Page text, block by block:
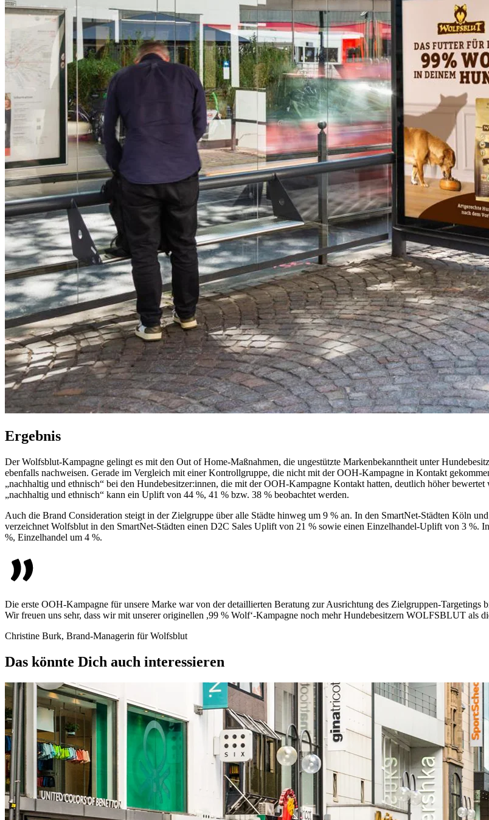
Ergebnis
Der Wolfsblut-Kampagne gelingt es mit den Out of Home-Maßnahmen, die ungestützte Markenbekanntheit unter
ebenfalls nachweisen. Gerade im Vergleich mit einer Kontrollgruppe, die nicht mit der OOH-Kampagne in Kontakt
„nachhaltig und ethnisch“ bei den Hundebesitzer:innen, die mit der OOH-Kampagne Kontakt hatten, deutlich höher
„nachhaltig und ethnisch“ kann ein Uplift von 44 %, 41 % bzw. 38 % beobachtet werden.
Auch die Brand Consideration steigt in der Zielgruppe über alle Städte hinweg um 9 % an. In den SmartNet-Städten Köln
verzeichnet Wolfsblut in den SmartNet-Städten einen D2C Sales Uplift von 21 % sowie einen Einzelhandel-Uplift von 3 %.
%, Einzelhandel um 4 %.
Die erste OOH-Kampagne für unsere Marke war von der detaillierten Beratung zur Ausrichtung des Zielgruppen-
Wir freuen uns sehr, dass wir mit unserer originellen ,99 % Wolf‘-Kampagne noch mehr Hundebesitzern WOLFSBLUT als
Christine Burk, Brand-Managerin für Wolfsblut
Das könnte Dich auch interessieren